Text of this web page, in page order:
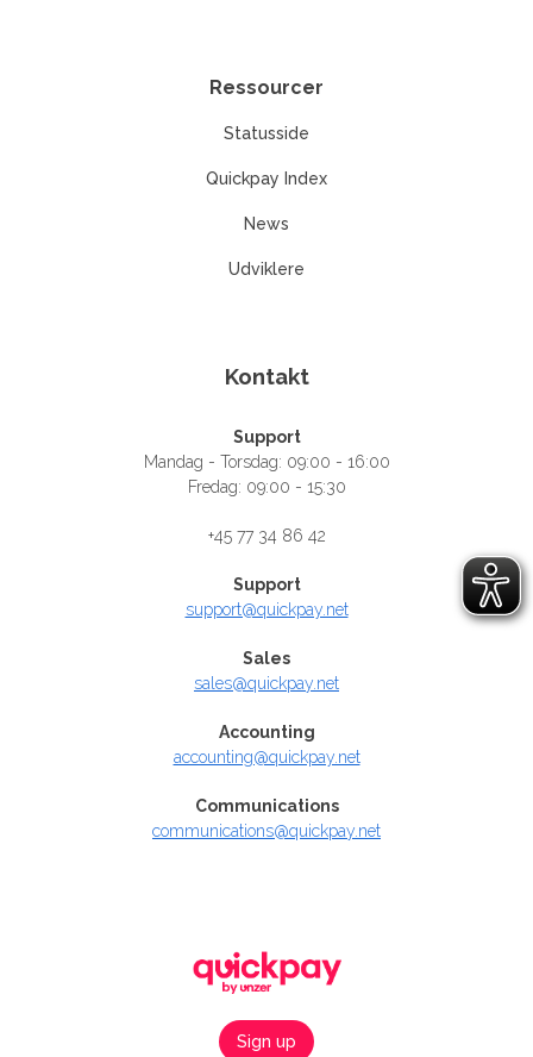
Sign up
Kontakt
Support
Mandag - Torsdag: 09:00 - 16:00
Fredag: 09:00 - 15:30
+45 77 34 86 42
Support
support@quickpay.net
Sales
sales@quickpay.net
Accounting
accounting@quickpay.net
Communications
communications@quickpay.net
Ressourcer
Statusside
Quickpay Index
News
Udviklere